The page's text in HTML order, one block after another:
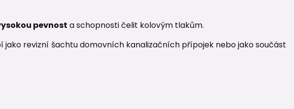
pevnost a schopnosti čelit kolovým tlakům.
revizní šachtu domovních kanalizačních přípojek nebo jako součást